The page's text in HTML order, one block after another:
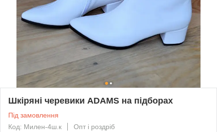
Шкіряні черевики ADAMS на підборах
Під замовлення
Код: Милен-4ш.к
Опт і роздріб